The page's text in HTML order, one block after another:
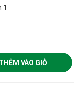
1
THÊM VÀO GIỎ